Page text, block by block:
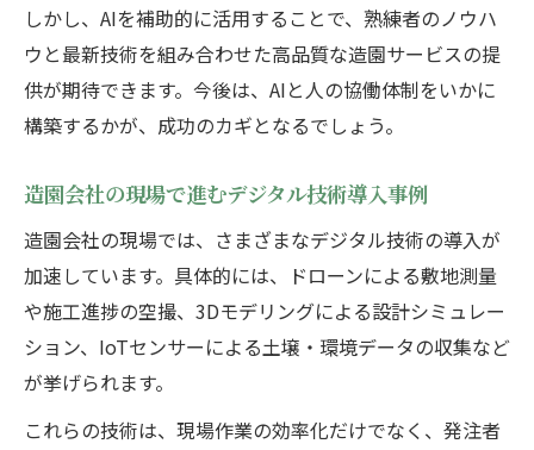
しかし、AIを補助的に活用することで、熟練者のノウハ
ウと最新技術を組み合わせた高品質な造園サービスの提
供が期待できます。今後は、AIと人の協働体制をいかに
構築するかが、成功のカギとなるでしょう。
造園会社の現場で進むデジタル技術導入事例
造園会社の現場では、さまざまなデジタル技術の導入が
加速しています。具体的には、ドローンによる敷地測量
や施工進捗の空撮、3Dモデリングによる設計シミュレー
ション、IoTセンサーによる土壌・環境データの収集など
が挙げられます。
これらの技術は、現場作業の効率化だけでなく、発注者